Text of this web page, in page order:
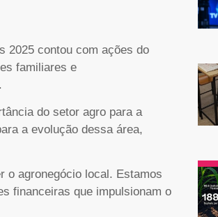
2025 contou com ações do
familiares e
do setor agro para a
a evolução dessa área,
o agronegócio local. Estamos
financeiras que impulsionam o